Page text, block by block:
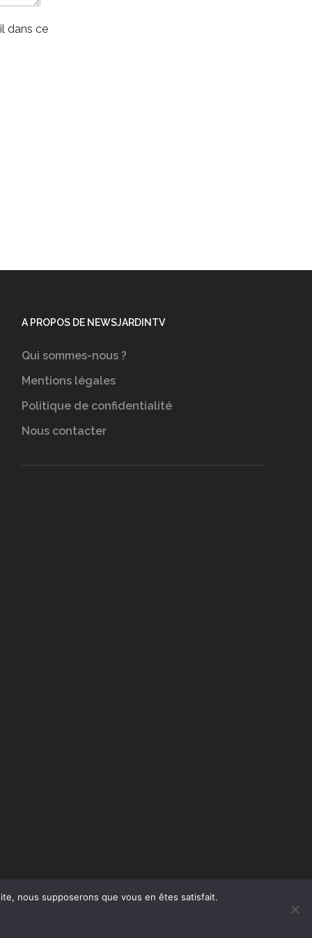
dans ce
A PROPOS DE NEWSJARDINTV
Qui sommes-nous ?
Mentions légales
Politique de confidentialité
Nous contacter
nous supposerons que vous en êtes satisfait.